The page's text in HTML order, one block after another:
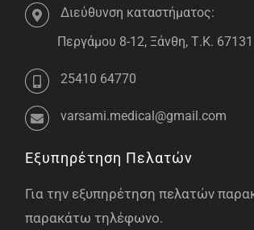
Διεύθυνση καταστήματος:
Περγάμου 8-12, Ξάνθη, Τ.Κ. 67131
25410 64770
varsami.medical@gmail.com
Εξυπηρέτηση Πελατών
Για την εξυπηρέτηση πελατών
παρακάτω τηλέφωνο.